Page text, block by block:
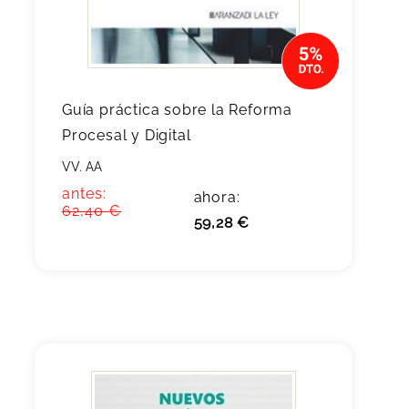
Guía práctica sobre la Reforma
Procesal y Digital
VV. AA
antes:
62,40 €
ahora:
59,28 €